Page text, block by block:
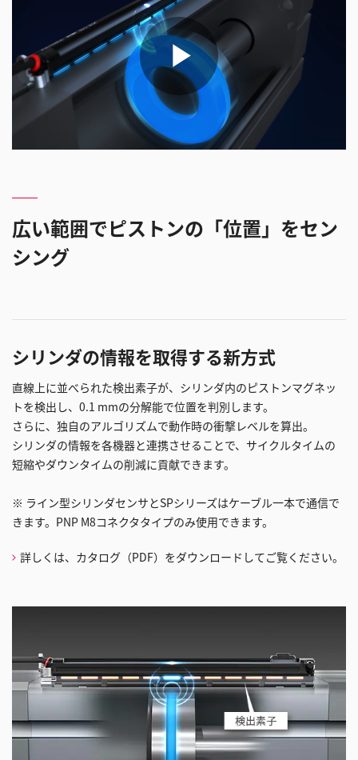
ビ
オ
を
再
生
す
広い範囲でピストンの「位置」をセン
シング
シリンダの情報を取得する新方式
直線上に並べられた検出素子が、シリンダ内のピストンマグネッ
トを検出し、0.1 mmの分解能で位置を判別します。
さらに、独自のアルゴリズムで動作時の衝撃レベルを算出。
シリンダの情報を各機器と連携させることで、サイクルタイムの
短縮やダウンタイムの削減に貢献できます。
※ ライン型シリンダセンサとSPシリーズはケーブル一本で通信で
きます。PNP M8コネクタタイプのみ使用できます。
詳しくは、カタログ（PDF）をダウンロードしてご覧ください。